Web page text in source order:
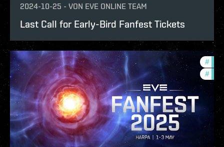
2024-10-25 - VON EVE ONLINE TEAM
Last Call for Early-Bird Fanfest Tickets
#
#